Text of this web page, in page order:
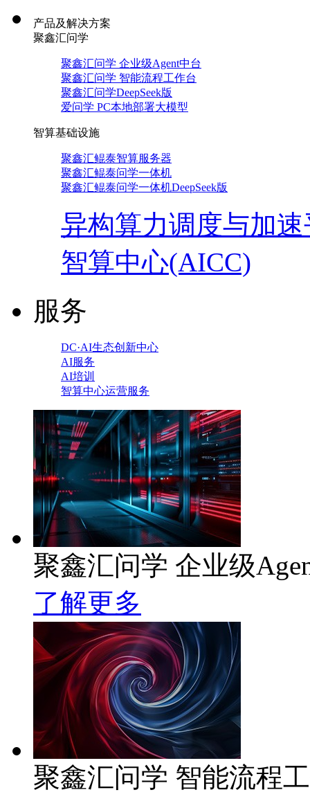
产品及解决方案
聚鑫汇问学
聚鑫汇问学 企业级Agent中台
聚鑫汇问学 智能流程工作台
聚鑫汇问学DeepSeek版
爱问学 PC本地部署大模型
智算基础设施
聚鑫汇鲲泰智算服务器
聚鑫汇鲲泰问学一体机
聚鑫汇鲲泰问学一体机DeepSeek版
异构算力调度与加
智算中心(AICC)
服务
DC·AI生态创新中心
AI服务
AI培训
智算中心运营服务
聚鑫汇问学 企业级
了解更多
聚鑫汇问学 智能流程